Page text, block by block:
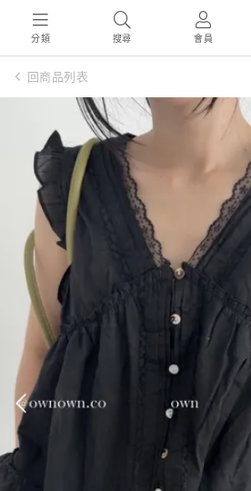
分類 搜尋 會員
回商品列表